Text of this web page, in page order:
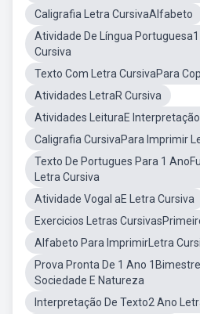
Caligrafia Letra CursivaAlfabeto
Atividade De Língua
Cursiva
Texto Com Letra CursivaPara
Atividades LetraR Cursiva
Atividades LeituraE
Caligrafia CursivaPara Imprimir
Texto De Portugues Para 1
Letra Cursiva
Atividade Vogal aE Letra Cursiva
Exercicios Letras
Alfabeto Para ImprimirLetra
Prova Pronta De 1 Ano
Sociedade E Natureza
Interpretação De Texto2 Ano